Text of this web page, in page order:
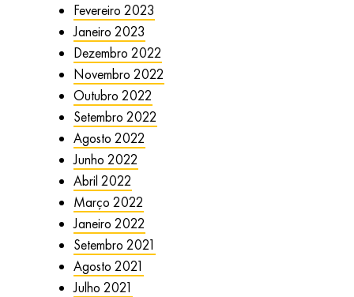
Fevereiro 2023
Janeiro 2023
Dezembro 2022
Novembro 2022
Outubro 2022
Setembro 2022
Agosto 2022
Junho 2022
Abril 2022
Março 2022
Janeiro 2022
Setembro 2021
Agosto 2021
Julho 2021